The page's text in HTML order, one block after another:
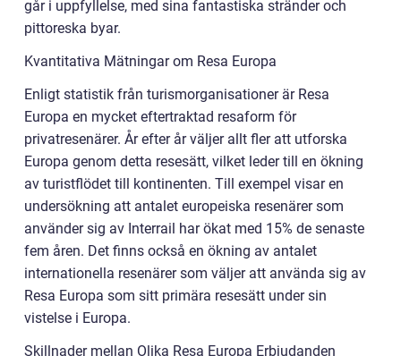
går i uppfyllelse, med sina fantastiska stränder och
pittoreska byar.
Kvantitativa Mätningar om Resa Europa
Enligt statistik från turismorganisationer är Resa
Europa en mycket eftertraktad resaform för
privatresenärer. År efter år väljer allt fler att utforska
Europa genom detta resesätt, vilket leder till en ökning
av turistflödet till kontinenten. Till exempel visar en
undersökning att antalet europeiska resenärer som
använder sig av Interrail har ökat med 15% de senaste
fem åren. Det finns också en ökning av antalet
internationella resenärer som väljer att använda sig av
Resa Europa som sitt primära resesätt under sin
vistelse i Europa.
Skillnader mellan Olika Resa Europa Erbjudanden